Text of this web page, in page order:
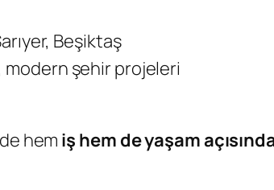
Beşiktaş
modern şehir projeleri
hem iş hem de yaşam